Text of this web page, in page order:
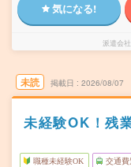
気になる!
派遣会社
未読 掲載日 2026/08/07
未経験OK！残
職種未経験OK 交通費